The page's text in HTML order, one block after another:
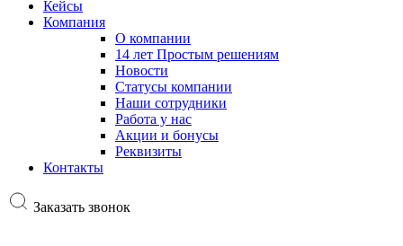
Кейсы
Компания
О компании
14 лет Простым решениям
Новости
Статусы компании
Наши сотрудники
Работа у нас
Акции и бонусы
Реквизиты
Контакты
Заказать звонок